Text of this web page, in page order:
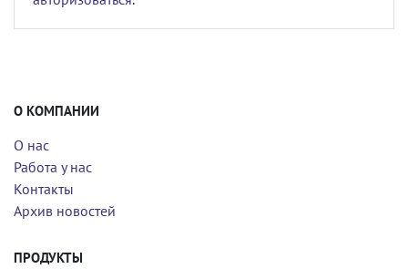
О КОМПАНИИ
О нас
Работа у нас
Контакты
Архив новостей
ПРОДУКТЫ